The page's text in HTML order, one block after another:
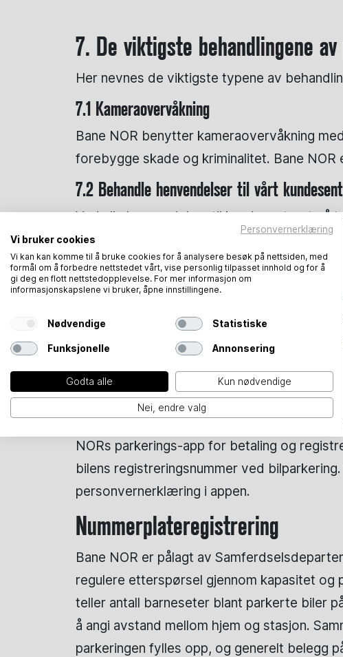
7. De viktigste behandlingene
Her nevnes de viktigste typene av
7.1 Kameraovervåkning
Bane NOR benytter kameraovervåkning
forebygge skade og kriminalitet. Bane
7.2 Behandle henvendelser til vårt
Ved alle henvendelser til kundesenteret på
tilbakemelding på henvendelsen.
7.3 Assistanse på stasjonen
Reisende med assistansebehov kan
må det gis opplysninger om type
nødvendige personopplysninger utleveres
7.4 Parkering for reisende ved stasjoner
Bane NOR tilbyr parkeringsordninger for
NORs parkerings-app for betaling og
bilens registreringsnummer ved
personvernerklæring i appen.
Nummerplateregistrering
Bane NOR er pålagt av
regulere etterspørsel gjennom kapasitet og
teller antall barneseter blant parkerte biler
å angi avstand mellom hjem og stasjon.
parkeringen fylles opp, og generelt belegg
Personvernerklæring
Vi bruker cookies
Vi kan kan komme til å bruke cookies for å analysere besøk på nettsiden, med
formål om å forbedre nettstedet vårt, vise personlig tilpasset innhold og for å
gi deg en flott nettstedopplevelse. For mer informasjon om
informasjonskapslene vi bruker, åpne innstillingene.
Nødvendige Statistiske
Funksjonelle Annonsering
Godta alle Kun nødvendige
Nei, endre valg